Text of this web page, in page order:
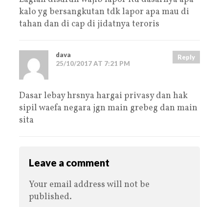
kalo yg bersangkutan tdk lapor apa mau di
tahan dan di cap di jidatnya teroris
dava
25/10/2017 AT 7:21 PM
Reply
Dasar lebay hrsnya hargai privasy dan hak
sipil waefa negara jgn main grebeg dan main
sita
Leave a comment
Your email address will not be
published.